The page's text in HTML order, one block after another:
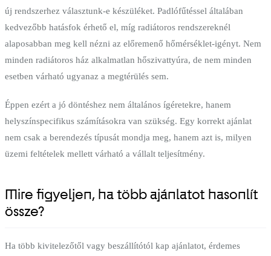
új rendszerhez választunk-e készüléket. Padlófűtéssel általában
kedvezőbb hatásfok érhető el, míg radiátoros rendszereknél
alaposabban meg kell nézni az előremenő hőmérséklet-igényt. Nem
minden radiátoros ház alkalmatlan hőszivattyúra, de nem minden
esetben várható ugyanaz a megtérülés sem.
Éppen ezért a jó döntéshez nem általános ígéretekre, hanem
helyszínspecifikus számításokra van szükség. Egy korrekt ajánlat
nem csak a berendezés típusát mondja meg, hanem azt is, milyen
üzemi feltételek mellett várható a vállalt teljesítmény.
Mire figyeljen, ha több ajánlatot hasonlít
össze?
Ha több kivitelezőtől vagy beszállítótól kap ajánlatot, érdemes